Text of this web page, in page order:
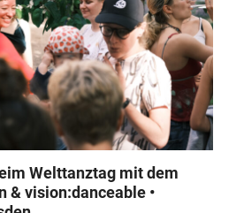
Welttanztag mit dem
& vision:danceable •